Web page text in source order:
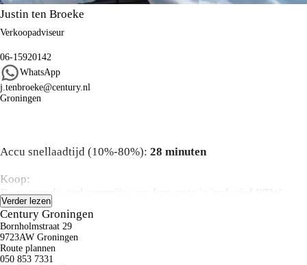
Justin ten Broeke
Verkoopadviseur
06-15920142
WhatsApp
j.tenbroeke@century.nl
Groningen
Accu snellaadtijd (10%-80%): 28 minuten
Koop:
De getoonde verkoopprijs van deze auto is inclusief BTW,
BPM, rijklaarmaakkosten, recyclingbijdrage en leges.
Advertenties zijn onder voorbehoud van druk – en zetfouten.
De vermelde actieradius kan variëren door rijstijl, snelheid,
gebruik van comfort-/nevenverbruikers, buitentemperatuur,
aantal passagiers/bagage, gekozen rijprofiel en topografische
Verder lezen
Century Groningen
Bornholmstraat 29
9723AW Groningen
Route plannen
050 853 7331